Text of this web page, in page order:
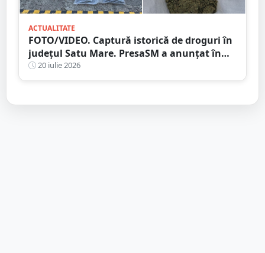
ACTUALITATE
FOTO/VIDEO. Captură istorică de droguri în
județul Satu Mare. PresaSM a anunțat în
premieră!
20 iulie 2026